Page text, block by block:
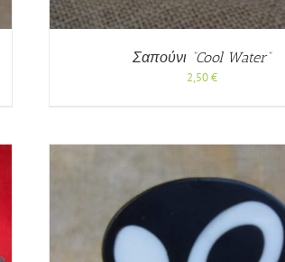
Σαπούνι “Cool Water”
2,50€
ΠΡΟΣΘΉΚΗ ΣΤΟ ΚΑΛΆΘΙ /